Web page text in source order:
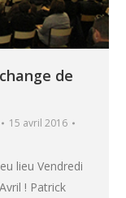
de
15 avril 2016
lieu Vendredi
! Patrick